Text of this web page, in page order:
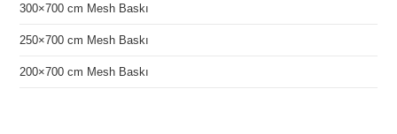
300×700 cm Mesh Baskı
250×700 cm Mesh Baskı
200×700 cm Mesh Baskı